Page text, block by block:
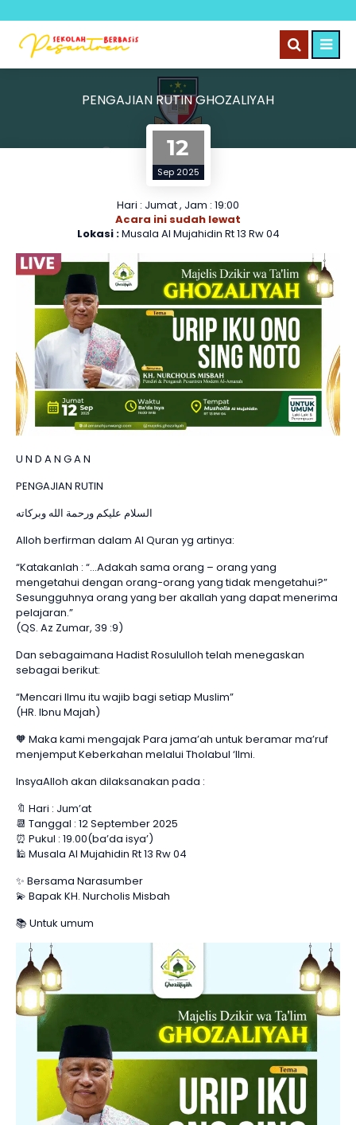
PENGAJIAN RUTIN GHOZALIYAH
12
Sep 2025
Hari : Jumat , Jam : 19:00
Acara ini sudah lewat
Lokasi :Musala Al Mujahidin Rt 13 Rw 04
U N D A N G A N
PENGAJIAN RUTIN
السلام عليكم ورحمة الله وبركاته
Alloh berfirman dalam Al Quran yg artinya:
“Katakanlah : “…Adakah sama orang – orang yang
mengetahui dengan orang-orang yang tidak mengetahui?”
Sesungguhnya orang yang ber akallah yang dapat menerima
pelajaran.”
(QS. Az Zumar, 39 :9)
Dan sebagaimana Hadist Rosululloh telah menegaskan
sebagai berikut:
“Mencari Ilmu itu wajib bagi setiap Muslim”
(HR. Ibnu Majah)
🧡 Maka kami mengajak Para jama’ah untuk beramar ma’ruf
menjemput Keberkahan melalui Tholabul ‘Ilmi.
InsyaAlloh akan dilaksanakan pada :
🔖 Hari : Jum’at
📆 Tanggal : 12 September 2025
⏰ Pukul : 19.00(ba’da isya’)
🕌 Musala Al Mujahidin Rt 13 Rw 04
✨ Bersama Narasumber
💫 Bapak KH. Nurcholis Misbah
📚 Untuk umum